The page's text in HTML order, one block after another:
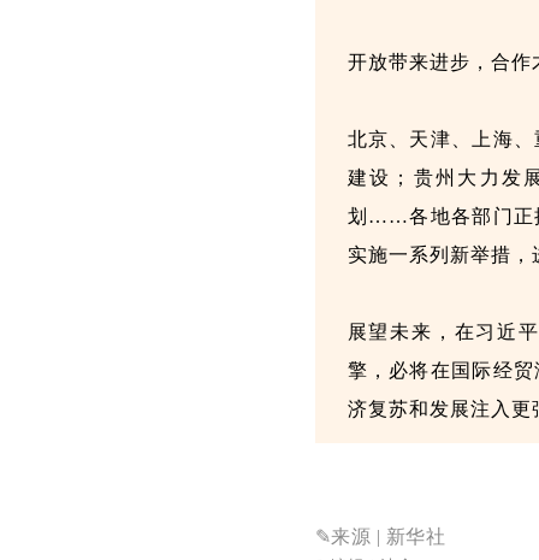
开放带来进步，合作
北京、天津、上海
建设；贵州大力发
划……各地各部门正
实施一系列新举措
展望未来，在习近
擎，必将在国际经
济复苏和发展注入更
✎来源 | 新华社